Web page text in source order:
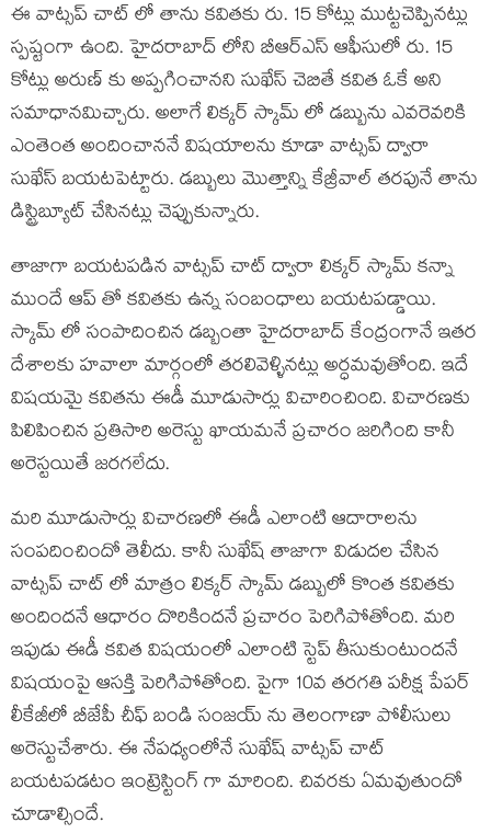
ఈ వాట్సప్ చాట్ లో తాను కవితకు రు. 15 కోట్లు ముట్టచెప్పినట్లు
స్పష్టంగా ఉంది. హైదరాబాద్ లోని బీఆర్ఎస్ ఆఫీసులో రు. 15
కోట్లు అరుణ్ కు అప్పగించానని సుఖేస్ చెబితే కవిత ఓకే అని
సమాధానమిచ్చారు. అలాగే లిక్కర్ స్కామ్ లో డబ్బును ఎవరెవరికి
ఎంతెంత అందించాననే విషయాలను కూడా వాట్సప్ ద్వారా
సుఖేస్ బయటపెట్టారు. డబ్బులు మొత్తాన్ని కేజ్రీవాల్ తరపునే తాను
డిస్ట్రిబ్యూట్ చేసినట్లు చెప్పుకున్నారు.
తాజాగా బయటపడిన వాట్సప్ చాట్ ద్వారా లిక్కర్ స్కామ్ కన్నా
ముందే ఆప్ తో కవితకు ఉన్న సంబంధాలు బయటపడ్డాయి.
స్కామ్ లో సంపాదించిన డబ్బంతా హైదరాబాద్ కేంద్రంగానే ఇతర
దేశాలకు హవాలా మార్గంలో తరలివెళ్ళినట్లు అర్ధమవుతోంది. ఇదే
విషయమై కవితను ఈడీ మూడుసార్లు విచారించింది. విచారణకు
పిలిపించిన ప్రతిసారి అరెస్టు ఖాయమనే ప్రచారం జరిగింది కానీ
అరెస్టయితే జరగలేదు.
మరి మూడుసార్లు విచారణలో ఈడీ ఎలాంటి ఆదారాలను
సంపదించిందో తెలీదు. కానీ సుఖేష్ తాజాగా విడుదల చేసిన
వాట్సప్ చాట్ లో మాత్రం లిక్కర్ స్కామ్ డబ్బులో కొంత కవితకు
అందిందనే ఆధారం దొరికిందనే ప్రచారం పెరిగిపోతోంది. మరి
ఇపుడు ఈడీ కవిత విషయంలో ఎలాంటి స్టెప్ తీసుకుంటుందనే
విషయంపై ఆసక్తి పెరిగిపోతోంది. పైగా 10వ తరగతి పరీక్ష పేపర్
లీకేజీలో బీజేపీ చీఫ్ బండి సంజయ్ ను తెలంగాణా పోలీసులు
అరెస్టుచేశారు. ఈ నేపధ్యంలోనే సుఖేష్ వాట్సప్ చాట్
బయటపడటం ఇంట్రెస్టింగ్ గా మారింది. చివరకు ఏమవుతుందో
చూడాల్సిందే.